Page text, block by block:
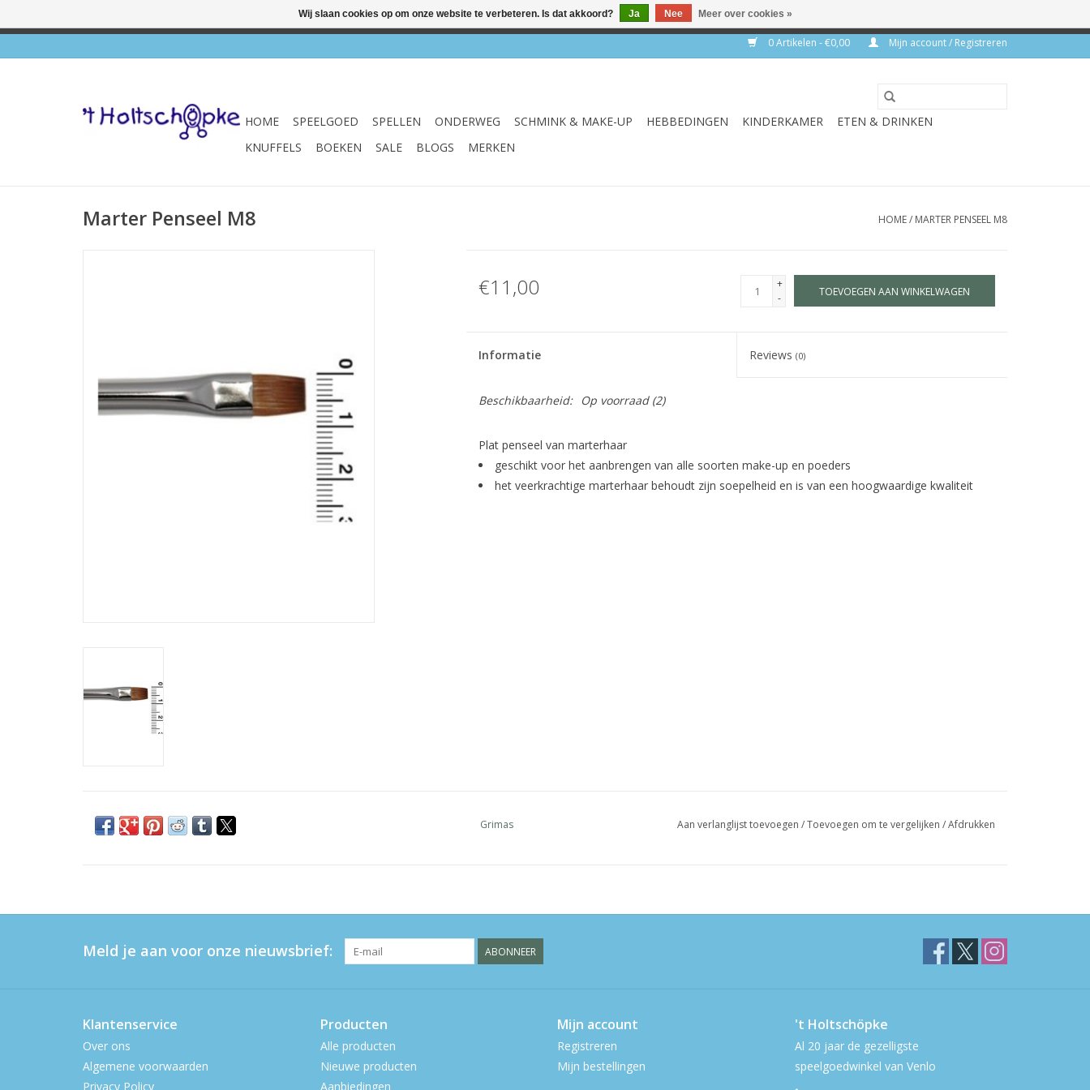
0 Artikelen - €0,00 Mijn account / Registreren
HOME SPEELGOED SPELLEN ONDERWEG SCHMINK & MAKE-UP HEBBEDINGEN KINDERKAMER
ETEN & DRINKEN
KNUFFELS
BOEKEN SALE BLOGS MERKEN
Marter Penseel M8 HOME/ MARTER PENSEEL M8
€11,00
+
-
TOEVOEGEN AAN WINKELWAGEN
Informatie Reviews(0)
Beschikbaarheid: Op voorraad(2)
Plat penseel van marterhaar
geschikt voor het aanbrengen van alle soorten make-up en poeders
het veerkrachtige marterhaar behoudt zijn soepelheid en is van een hoogwaardige kwaliteit
Grimas Aan verlanglijst toevoegen /Toevoegen om te vergelijken /Afdrukken
Meld je aan voor onze nieuwsbrief: ABONNEER
Klantenservice
Over ons
Algemene voorwaarden
Privacy Policy
Producten
Alle producten
Nieuwe producten
Aanbiedingen
Mijn account
Registreren
Mijn bestellingen
't Holtschöpke
Al 20 jaar de gezelligste
speelgoedwinkel van Venlo
Wij slaan cookies op om onze website te verbeteren. Is dat akkoord? Ja Nee Meer over cookies »
✔ Winkel & webshop ✔ Gratis verzenden vanaf €75 ✔ Levertijd 1-3 werkdagen